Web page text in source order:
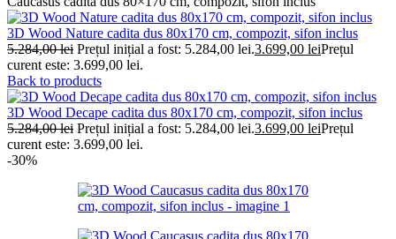
3D Wood Nature cadita dus 80x170 cm, compozit, sifon inclus
5.284,00lei Prețul inițial a fost: 5.284,00 lei.3.699,00 leiPrețul
curent este: 3.699,00 lei.
Back to products
3D Wood Decape cadita dus 80x170 cm, compozit, sifon inclus
5.284,00lei Prețul inițial a fost: 5.284,00 lei.3.699,00 leiPrețul
curent este: 3.699,00 lei.
-30%